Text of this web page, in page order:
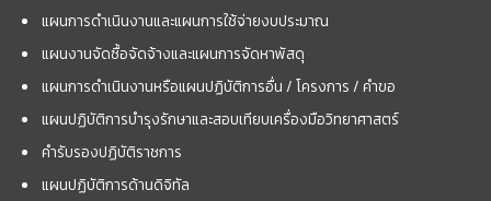
แผนการดำเนินงานและแผนการใช้จ่ายงบประมาณ
แผนงานจัดซื้อจัดจ้างและแผนการจัดหาพัสดุ
แผนการดำเนินงานหรือแผนปฏิบัติการอื่น / โครงการ / คำขอ
แผนปฏิบัติการบำรุงรักษาและสอบเทียบเครื่องมือวิทยาศาสตร์
คำรับรองปฏิบัติราชการ
แผนปฏิบัติการด้านดิจิทัล